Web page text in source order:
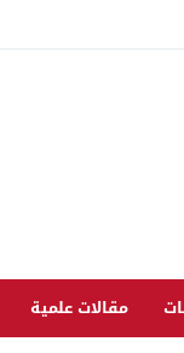
مقالات علمية